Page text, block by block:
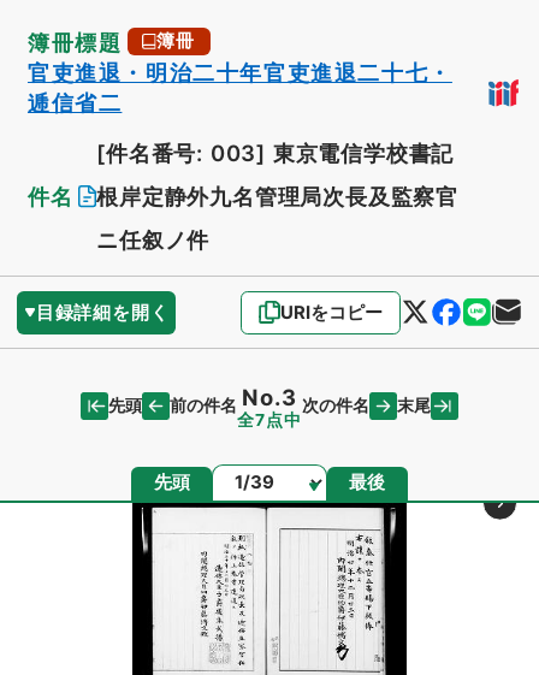
簿冊標題 簿冊
官吏進退・明治二十年官吏進退二十七・
逓信省二
件名
[件名番号: 003] 東京電信学校書記
根岸定静外九名管理局次長及監察官
ニ任叙ノ件
目録詳細を開く URIをコピー
先頭 前の件名 No.3
全7点中
次の件名 末尾
先頭 ページ 最後